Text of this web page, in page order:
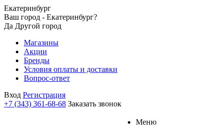
Екатеринбург
Ваш город - Екатеринбург?
Да Другой город
Магазины
Акции
Бренды
Условия оплаты и доставки
Вопрос-ответ
Вход Регистрация
+7 (343) 361-68-68 Заказать звонок
Меню